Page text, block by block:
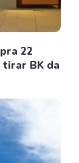
22
tirar BK da